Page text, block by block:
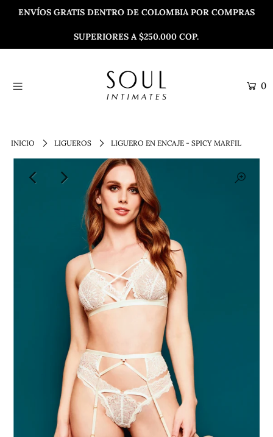
ENVÍOS GRATIS DENTRO DE COLOMBIA POR COMPRAS
SUPERIORES A $250.000 COP.
0
INICIO LIGUEROS LIGUERO EN ENCAJE - SPICY MARFIL
SALE
¿DÓNDE ENCONTRARNOS?
Inicia sesión o crea una cuenta